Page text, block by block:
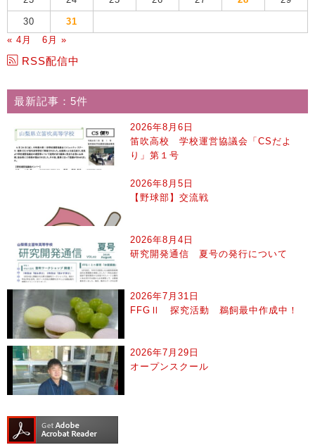
30
31
« 4月
6月 »
RSS配信中
最新記事：5件
2026年8月6日
笛吹高校 学校運営協議会「CSだよ
り」第１号
2026年8月5日
【野球部】交流戦
2026年8月4日
研究開発通信 夏号の発行について
2026年7月31日
FFGⅡ 探究活動 鵜飼最中作成中！
2026年7月29日
オープンスクール